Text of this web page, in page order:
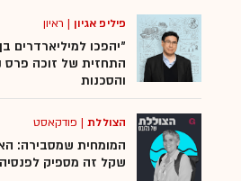
פיליפ אגיון | ראיון
"יהפכו למיליארדרים
התחזית של זוכה פרס
והסכנות
הצוללת| פודקאסט
שקל זה מספיק לפנסיה